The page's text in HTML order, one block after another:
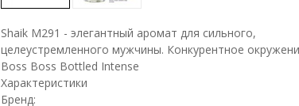
Shaik M291 - элегантный аромат для сильного,
целеустремленного мужчины. Конкурентное
Boss Boss Bottled Intense
Характеристики
Бренд: